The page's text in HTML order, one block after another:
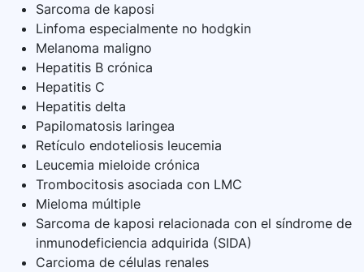
Sarcoma de kaposi
Linfoma especialmente no hodgkin
Melanoma maligno
Hepatitis B crónica
Hepatitis C
Hepatitis delta
Papilomatosis laringea
Retículo endoteliosis leucemia
Leucemia mieloide crónica
Trombocitosis asociada con LMC
Mieloma múltiple
Sarcoma de kaposi relacionada con el síndrome de
inmunodeficiencia adquirida (SIDA)
Carcioma de células renales